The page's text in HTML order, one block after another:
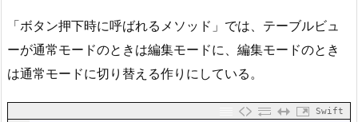
「ボタン押下時に呼ばれるメソッド」では、テーブルビュ
ーが通常モードのときは編集モードに、編集モードのとき
は通常モードに切り替える作りにしている。
Swift